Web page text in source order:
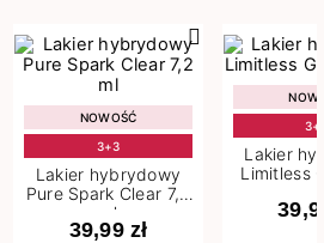
NOWOŚĆ
3+3
Lakier hybrydowy
Pure Spark Clear 7,2
ml
39,99 zł
Lakier
Limitless